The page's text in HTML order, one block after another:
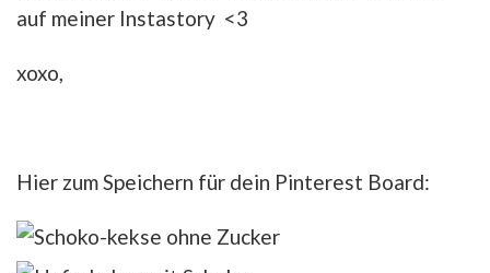
auf meiner Instastory <3
xoxo,
Hier zum Speichern für dein Pinterest Board: